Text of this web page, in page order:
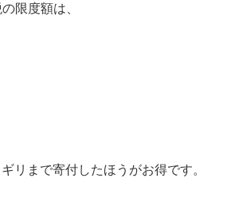
限度額は、
リまで寄付したほうがお得です。